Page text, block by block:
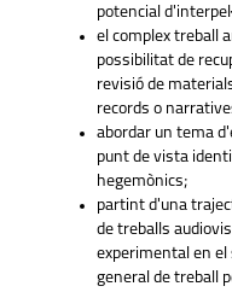
potencial
el complex treball
possibilitat de
revisió de
records o
abordar un tema
punt de vista
hegemònics;
partint d'una
de treballs
experimental en
general de treball